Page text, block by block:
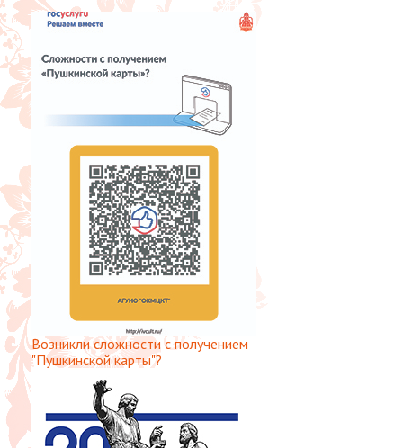
Возникли сложности с получением
"Пушкинской карты"?